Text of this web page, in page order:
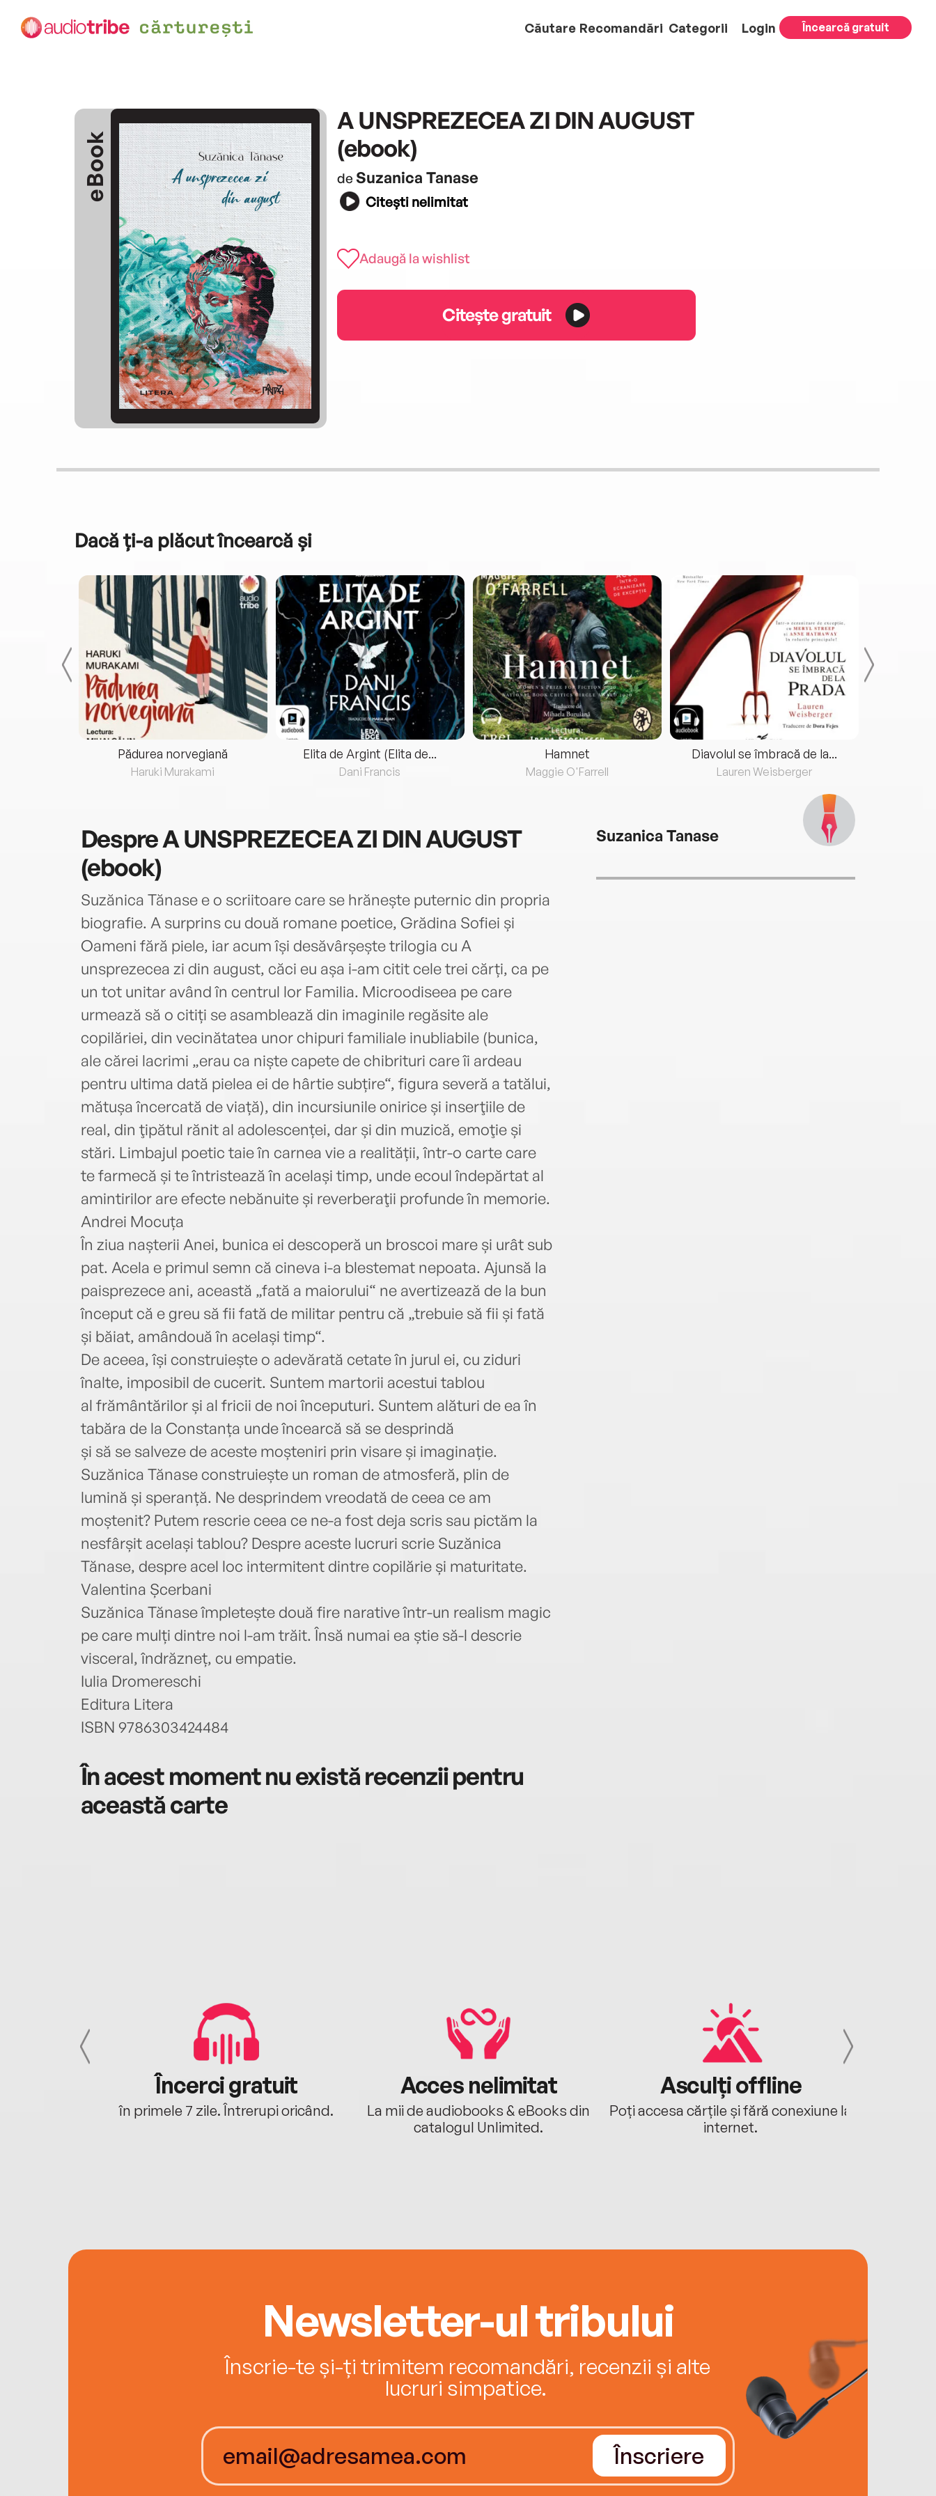
Căutare Recomandări Categorii Login Încearcă gratuit
eBook
A UNSPREZECEA ZI DIN AUGUST
(ebook)
de Suzanica Tanase
Citești nelimitat
Adaugă la wishlist
Citește gratuit
Dacă ți-a plăcut încearcă și
Pădurea norvegiană
Haruki Murakami
Elita de Argint (Elita de...
Dani Francis
Hamnet
Maggie O'Farrell
Diavolul se îmbracă de la...
Lauren Weisberger
DespreA UNSPREZECEA ZI DIN AUGUST
(ebook)
Suzănica Tănase e o scriitoare care se hrănește puternic din propria
biografie. A surprins cu două romane poetice, Grădina Sofiei și
Oameni fără piele, iar acum își desăvârșește trilogia cu A
unsprezecea zi din august, căci eu așa i-am citit cele trei cărți, ca pe
un tot unitar având în centrul lor Familia. Microodiseea pe care
urmează să o citiți se asamblează din imaginile regăsite ale
copilăriei, din vecinătatea unor chipuri familiale inubliabile (bunica,
ale cărei lacrimi „erau ca niște capete de chibrituri care îi ardeau
pentru ultima dată pielea ei de hârtie subțire“, figura severă a tatălui,
mătușa încercată de viață), din incursiunile onirice și inserţiile de
real, din ţipătul rănit al adolescenței, dar și din muzică, emoţie și
stări. Limbajul poetic taie în carnea vie a realității, într-o carte care
te farmecă și te întristează în același timp, unde ecoul îndepărtat al
amintirilor are efecte nebănuite și reverberaţii profunde în memorie.
Andrei Mocuța
În ziua nașterii Anei, bunica ei descoperă un broscoi mare și urât sub
pat. Acela e primul semn că cineva i-a blestemat nepoata. Ajunsă la
paisprezece ani, această „fată a maiorului“ ne avertizează de la bun
început că e greu să fii fată de militar pentru că „trebuie să fii și fată
și băiat, amândouă în același timp“.
De aceea, își construiește o adevărată cetate în jurul ei, cu ziduri
înalte, imposibil de cucerit. Suntem martorii acestui tablou
al frământărilor și al fricii de noi începuturi. Suntem alături de ea în
tabăra de la Constanța unde încearcă să se desprindă
și să se salveze de aceste moșteniri prin visare și imaginație.
Suzănica Tănase construiește un roman de atmosferă, plin de
lumină și speranță. Ne desprindem vreodată de ceea ce am
moștenit? Putem rescrie ceea ce ne-a fost deja scris sau pictăm la
nesfârșit același tablou? Despre aceste lucruri scrie Suzănica
Tănase, despre acel loc intermitent dintre copilărie și maturitate.
Valentina Șcerbani
Suzănica Tănase împletește două fire narative într-un realism magic
pe care mulți dintre noi l-am trăit. Însă numai ea știe să-l descrie
visceral, îndrăzneț, cu empatie.
Iulia Dromereschi
Editura Litera
ISBN 9786303424484
În acest moment nu există recenzii pentru
această carte
Suzanica Tanase
Încerci gratuit
în primele 7 zile. Întrerupi oricând.
Acces nelimitat
La mii de audiobooks & eBooks din
catalogul Unlimited.
Asculți offline
Poți accesa cărțile și fără conexiune la
internet.
Newsletter-ul tribului
Înscrie-te și-ți trimitem recomandări, recenzii și alte
lucruri simpatice.
Înscriere